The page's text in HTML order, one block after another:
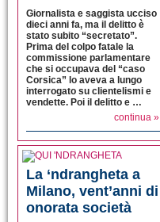
Giornalista e saggista ucciso
dieci anni fa, ma il delitto è
stato subito “secretato”.
Prima del colpo fatale la
commissione parlamentare
che si occupava del “caso
Corsica” lo aveva a lungo
interrogato su clientelismi e
vendette. Poi il delitto e …
continua »
La ‘ndrangheta a
Milano, vent’anni di
onorata società